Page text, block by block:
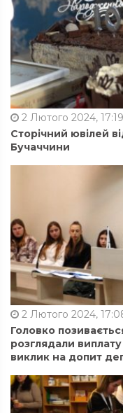
2 Лютого 2024, 17:19
Сторічний ювілей
Бучаччини
2 Лютого 2024,
Головко
розглядали
виклик на допит